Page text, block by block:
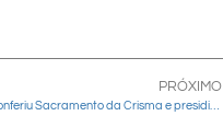
PRÓXIMO
No final de semana Dom Amilton conferiu Sacramento da Crisma e presidiu Santas Missas em honra a padroeira do Brasil